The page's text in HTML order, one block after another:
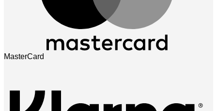
MasterCard